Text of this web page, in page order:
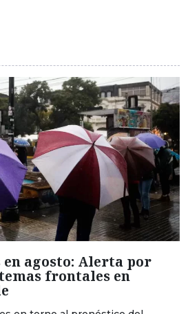
agosto: Alerta por
frontales en